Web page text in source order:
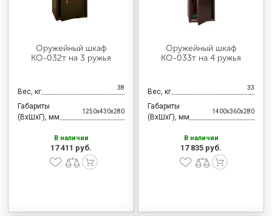
СИСТЕМЫ ХРАНЕНИЯ
ОФИСНАЯ МЕБЕЛЬ
МЕБЕЛЬ ДЛЯ ДОМА
МЕБЕЛЬ ДЛЯ СТОЛОВЫХ
Оружейный шкаф
КО-032т на 3 ружья
Вес, кг 38
Габариты
(ВхШхГ), мм
1250x430x280
В наличии
17 411 руб.
Оружейный шкаф
КО-033т на 4 ружья
Вес, кг 33
Габариты
(ВхШхГ), мм
1400x360x280
В наличии
17 835 руб.